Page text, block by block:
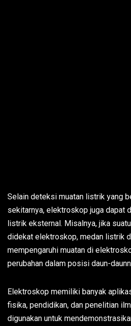
Selain deteksi muatan listrik yang
sekitarnya, elektroskop juga dapat
listrik eksternal. Misalnya, jika
didekat elektroskop, medan listrik
mempengaruhi muatan di
perubahan dalam posisi daun-
Elektroskop memiliki banyak
fisika, pendidikan, dan penelitian
digunakan untuk